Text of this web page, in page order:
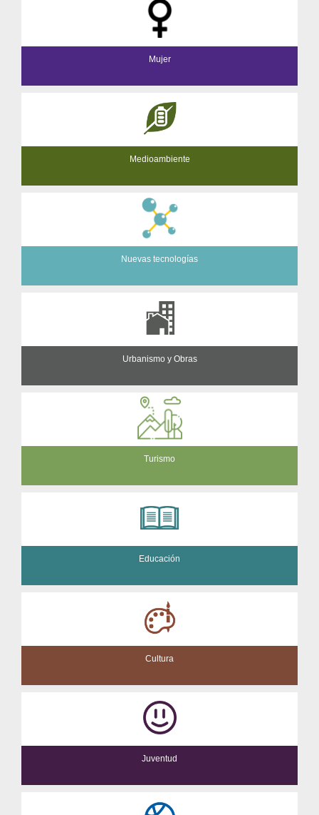
Mujer
Medioambiente
Nuevas tecnologías
Urbanismo y Obras
Turismo
Educación
Cultura
Juventud